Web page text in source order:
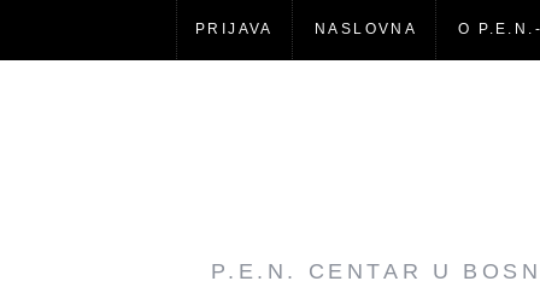
PRIJAVA NASLOVNA O
P.E.N. CENTAR U